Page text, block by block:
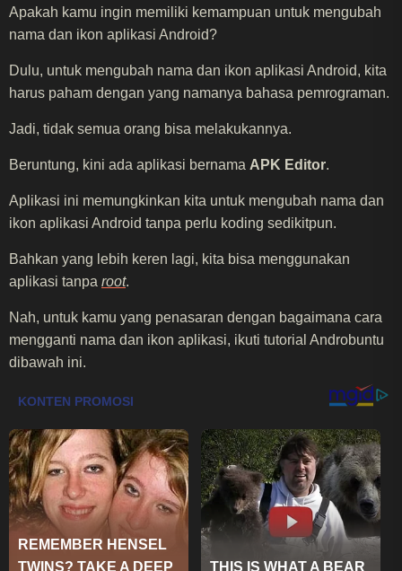
Apakah kamu ingin memiliki kemampuan untuk mengubah
nama dan ikon aplikasi Android?
Dulu, untuk mengubah nama dan ikon aplikasi Android, kita
harus paham dengan yang namanya bahasa pemrograman.
Jadi, tidak semua orang bisa melakukannya.
Beruntung, kini ada aplikasi bernama APK Editor.
Aplikasi ini memungkinkan kita untuk mengubah nama dan
ikon aplikasi Android tanpa perlu koding sedikitpun.
Bahkan yang lebih keren lagi, kita bisa menggunakan
aplikasi tanpa root.
Nah, untuk kamu yang penasaran dengan bagaimana cara
mengganti nama dan ikon aplikasi, ikuti tutorial Androbuntu
dibawah ini.